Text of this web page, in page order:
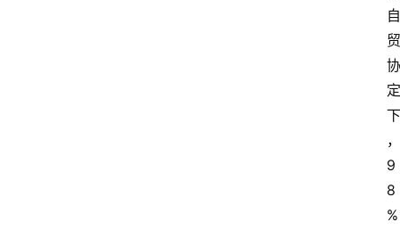
自
贸
协
定
下
，
9
8
%